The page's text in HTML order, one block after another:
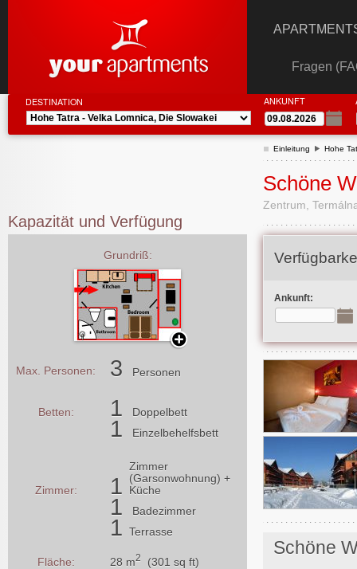
Fragen
DESTINATION ANKUNFT
Einleitung Hohe
Schöne
Zentrum,
Ankunft:
Schöne
Kapazität und Verfügung
Grundriß:
Max. Personen: 3 Personen
Betten: 1 Doppelbett
1 Einzelbehelfsbett
Zimmer: 1
Zimmer
(Garsonwohnung) +
Küche
1 Badezimmer
1 Terrasse
Fläche: 28 m2 (301 sq ft)